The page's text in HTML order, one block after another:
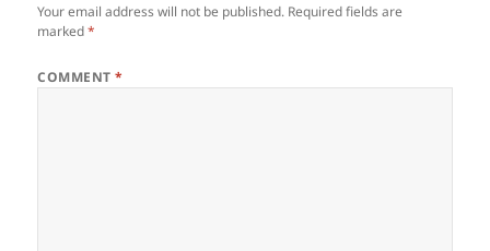
Your email address will not be published. Required fields are
marked*
COMMENT*